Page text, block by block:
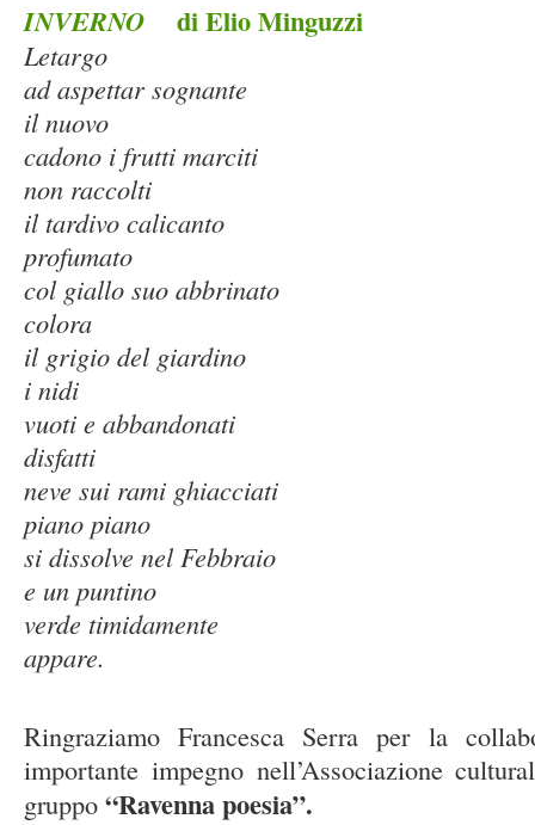
INVERNO di Elio Minguzzi
Letargo
ad aspettar sognante
il nuovo
cadono i frutti marciti
non raccolti
il tardivo calicanto
profumato
col giallo suo abbrinato
colora
il grigio del giardino
i nidi
vuoti e abbandonati
disfatti
neve sui rami ghiacciati
piano piano
si dissolve nel Febbraio
e un puntino
verde timidamente
appare.
Ringraziamo Francesca Serra per la
importante impegno nell’Associazione
gruppo “Ravenna poesia”.